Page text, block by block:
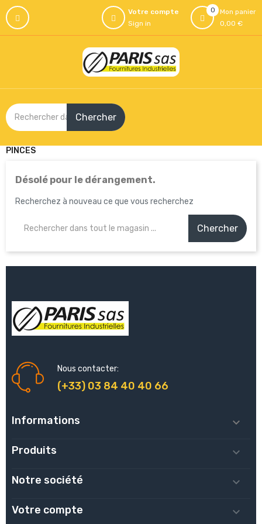
0
Mon panier
0,00 €
Votre compte
Sign in
Chercher
PINCES
Désolé pour le dérangement.
Recherchez à nouveau ce que vous recherchez
Chercher
Nous contacter:
(+33) 03 84 40 40 66
Informations 
Produits 
Notre société 
Votre compte 